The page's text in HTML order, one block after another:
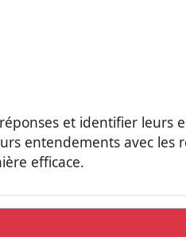
et identifier leurs
entendements avec les
efficace.